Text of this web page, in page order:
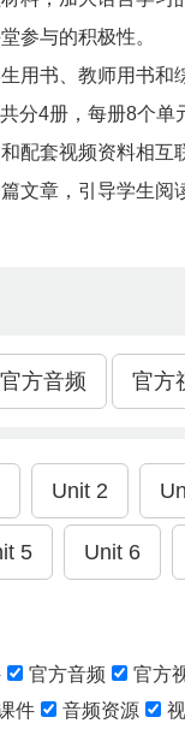
参与的积极性。
用书、教师用书和
分4册，每册8个单
配套视频资料相互
文章，引导学生阅
官方音频 官方
件 音频资源